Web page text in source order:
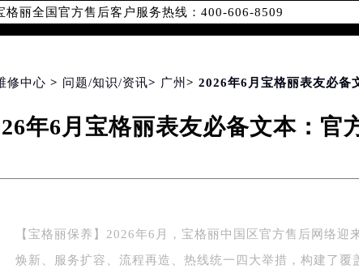
国统一服务热线400-606-8509，服务覆盖中国大陆、香港、
格丽售后服务中心最新网点地址：
东长安街1号东方广场写字楼W3座6层602室（需提前预约）
虹桥路3号港汇中心写字楼2座37层3705室（需提前预约）
国展路29号星耀天地写字楼1号楼18层1803室（需提前预约）
世纪大道5号盐城金融城写字楼1号楼16层1604室（需提前预
修中心 > 问题/知识/资讯> 广州 > 2026年6月宝格丽表友必备
年6月宝格丽表友必备文本：官
【宝格丽保养】2026年6月，宝格丽中国区官方售后网络迎
焕新、服务扩容、流程再造、热线统一四大举措，构建了覆